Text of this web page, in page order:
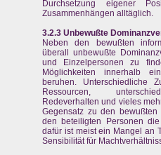
Durchsetzung eigener
Zusammenhängen alltäglich.
3.2.3 Unbewußte
Neben den bewußten
überall unbewußte
und Einzelpersonen zu
Möglichkeiten innerhalb
beruhen. Unterschiedliche
Ressourcen,
Redeverhalten und vieles
Gegensatz zu den
den beteiligten Personen
dafür ist meist ein Mangel an
Sensibilität für